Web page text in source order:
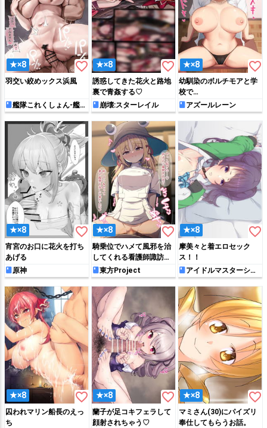
★×8 favorite_border
羽交い絞めックス浜風
艦隊これくしょん-艦こ
れ-
★×8 favorite_border
誘惑してきた花火と路地
裏で青姦する♡
崩壊:スターレイル
★×8 favorite_border
幼馴染のボルチモアと学
校で…
アズールレーン
★×8 favorite_border
宵宮のお口に花火を打ち
あげる
原神
★×8 favorite_border
騎乗位でハメて風邪を治
してくれる看護師諏訪子
ちゃん
東方Project
★×8 favorite_border
摩美々と着エロセック
ス！！
アイドルマスターシャ
イニーカラーズ
★×8 favorite_border
囚われマリン船長のえっ
ち
★×8 favorite_border
蘭子が足コキフェラして
顔射されちゃう♡
★×8 favorite_border
マミさん(30)にパイズリ
奉仕してもらうお話。